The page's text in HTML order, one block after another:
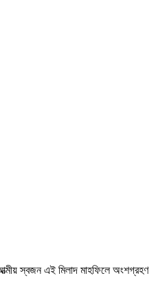
আত্মীয় স্বজন এই মিলাদ মাহফিলে অংশগ্রহণ